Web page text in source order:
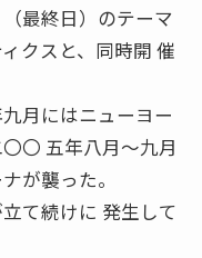
最終日）のテーマ
クスと、同時開 催
月にはニューヨー
〇 五年八月〜九月
が襲った。
て続けに 発生して